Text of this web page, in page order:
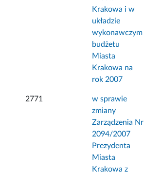
Krakowa i w
układzie
wykonawczym
budżetu
Miasta
Krakowa na
rok 2007
2771
w sprawie
zmiany
Zarządzenia Nr
2094/2007
Prezydenta
Miasta
Krakowa z